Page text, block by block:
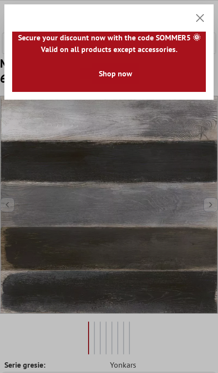
Model Gresie Yonkars Vintage Lemn Optica
60x60cm
Serie gresie: Yonkars
Secure your discount now with the code SOMMER5 🌞
Valid on all products except accessories.
Shop now